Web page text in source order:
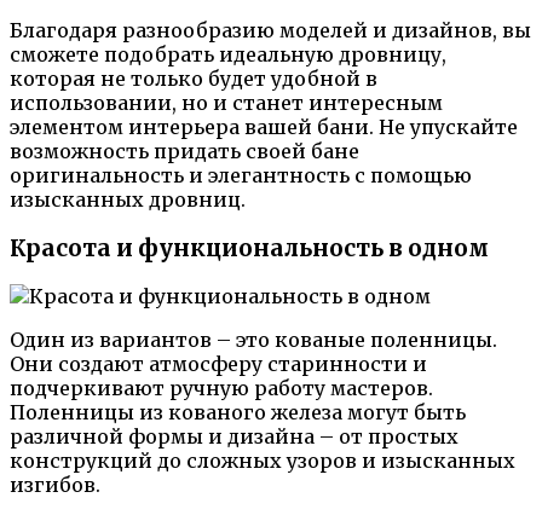
Благодаря разнообразию моделей и дизайнов, вы
сможете подобрать идеальную дровницу,
которая не только будет удобной в
использовании, но и станет интересным
элементом интерьера вашей бани. Не упускайте
возможность придать своей бане
оригинальность и элегантность с помощью
изысканных дровниц.
Красота и функциональность в одном
Один из вариантов – это кованые поленницы.
Они создают атмосферу старинности и
подчеркивают ручную работу мастеров.
Поленницы из кованого железа могут быть
различной формы и дизайна – от простых
конструкций до сложных узоров и изысканных
изгибов.